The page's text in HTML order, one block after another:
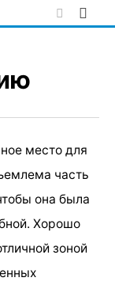
место для
часть
она была
Хорошо
зоной